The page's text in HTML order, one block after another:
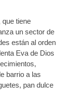
que tiene
un sector de
están al orden
Eva de Dios
barrio a las
pan dulce